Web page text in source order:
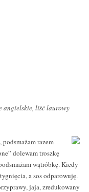
angielskie, liść laurowy
razem
dolewam troszkę
wątróbkę. Kiedy
a sos odparowuję.
jaja, zredukowany